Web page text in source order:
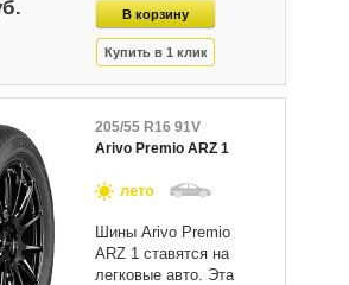
205/55 R16 91V
Arivo Premio ARZ 1
лето
Шины Arivo Premio
ARZ 1 ставятся на
легковые авто. Эта